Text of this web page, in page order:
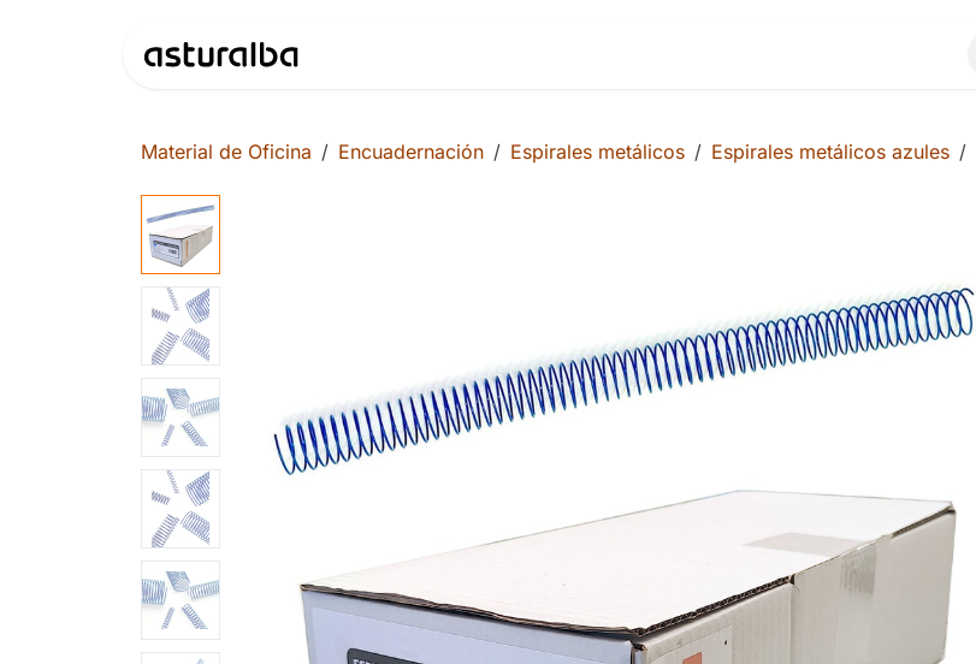
Material de Oficina Encuadernación Espirales metálicos Espirales metálicos azules